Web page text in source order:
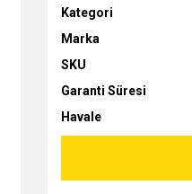
Kategori
Marka
SKU
Garanti Süresi
Havale